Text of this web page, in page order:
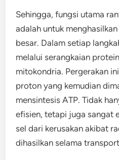
Sehingga, fungsi utama
adalah untuk
besar. Dalam setiap
melalui serangkaian
mitokondria. Pergerakan
proton yang kemudian
mensintesis ATP. Tidak
efisien, tetapi juga sangat
sel dari kerusakan akibat
dihasilkan selama